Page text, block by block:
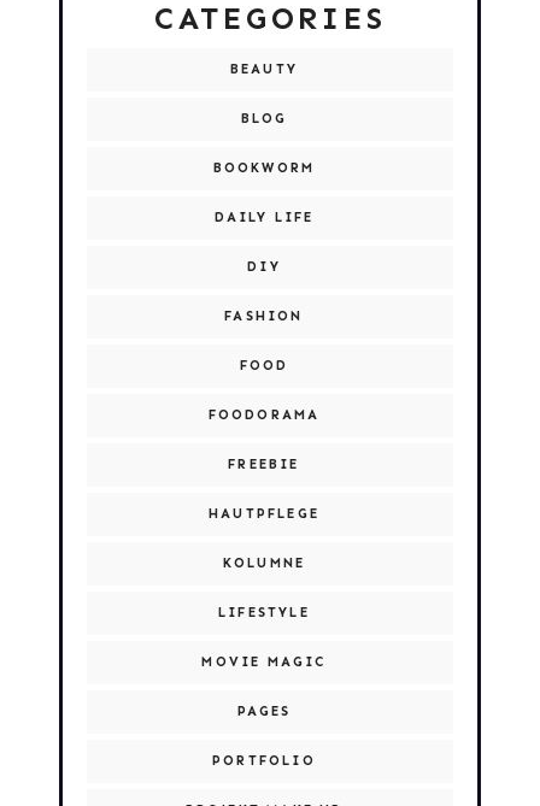
CATEGORIES
BEAUTY
BLOG
BOOKWORM
DAILY LIFE
DIY
FASHION
FOOD
FOODORAMA
FREEBIE
HAUTPFLEGE
KOLUMNE
LIFESTYLE
MOVIE MAGIC
PAGES
PORTFOLIO